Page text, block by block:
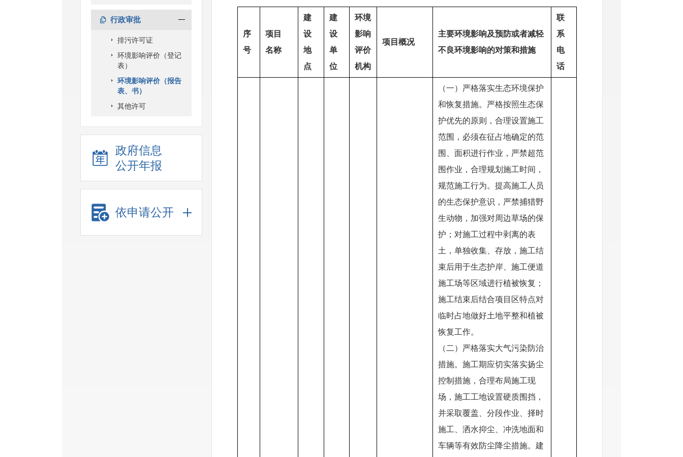
行政审批
排污许可证
环境影响评价（登记
表）
环境影响评价（报告
表、书）
其他许可
政府信息
公开年报
依申请公开
序
号
项目
名称
建
设
地
点
建
设
单
位
环境
影响
评价
机构
项目概况
主要环境影响及预防或者减轻
不良环境影响的对策和措施
联
系
电
话
（一）严格落实生态环境保护
和恢复措施。严格按照生态保
护优先的原则，合理设置施工
范围，必须在征占地确定的范
围、面积进行作业，严禁超范
围作业，合理规划施工时间，
规范施工行为。提高施工人员
的生态保护意识，严禁捕猎野
生动物，加强对周边草场的保
护；对施工过程中剥离的表
土，单独收集、存放，施工结
束后用于生态护岸、施工便道
施工场等区域进行植被恢复；
施工结束后结合项目区特点对
临时占地做好土地平整和植被
恢复工作。
（二）严格落实大气污染防治
措施。施工期应切实落实扬尘
控制措施，合理布局施工现
场，施工工地设置硬质围挡，
并采取覆盖、分段作业、择时
施工、洒水抑尘、冲洗地面和
车辆等有效防尘降尘措施。建